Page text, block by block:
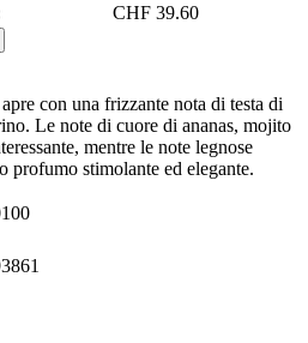
CHF 39.60
con una frizzante nota di testa di
Le note di cuore di ananas, mojito
mentre le note legnose
profumo stimolante ed elegante.